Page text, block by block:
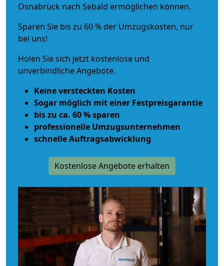
Osnabrück nach Sebald ermöglichen können.
Sparen Sie bis zu 60 % der Umzugskosten, nur
bei uns!
Holen Sie sich jetzt kostenlose und
unverbindliche Angebote.
Keine versteckten Kosten
Sogar möglich mit einer Festpreisgarantie
bis zu ca. 60 % sparen
professionelle Umzugsunternehmen
schnelle Auftragsabwicklung
Kostenlose Angebote erhalten